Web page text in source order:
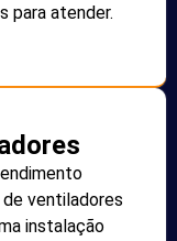
para atender.
ventiladores
instalação